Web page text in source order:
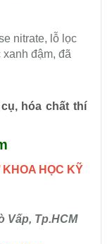
nitrate, lỗ lọc
đậm, đã
hóa chất thí
HỌC KỸ
Vấp, Tp.HCM